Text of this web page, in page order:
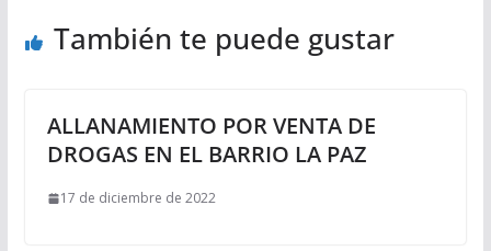
También te puede gustar
ALLANAMIENTO POR VENTA DE
DROGAS EN EL BARRIO LA PAZ
17 de diciembre de 2022